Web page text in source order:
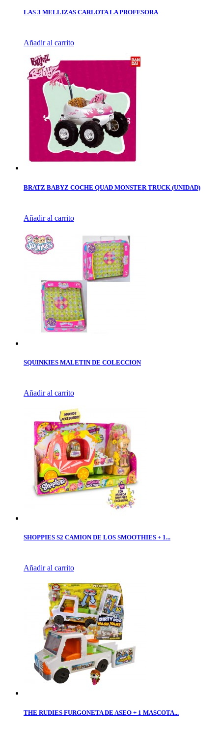
LAS 3 MELLIZAS CARLOTA LA PROFESORA
Añadir al carrito
BRATZ BABYZ COCHE QUAD MONSTER TRUCK (UNIDAD)
Añadir al carrito
SQUINKIES MALETIN DE COLECCION
Añadir al carrito
SHOPPIES S2 CAMION DE LOS SMOOTHIES + 1...
Añadir al carrito
THE RUDIES FURGONETA DE ASEO + 1 MASCOTA...